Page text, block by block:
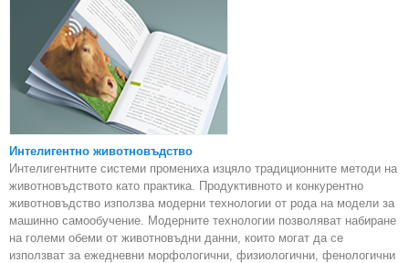
Интелигентно животновъдство
Интелигентните системи промениха изцяло традиционните методи на
животновъдството като практика. Продуктивното и конкурентно
животновъдство използва модерни технологии от рода на модели за
машинно самообучение. Модерните технологии позволяват набиране
на големи обеми от животновъдни данни, които могат да се
използват за ежедневни морфологични, физиологични, фенологични